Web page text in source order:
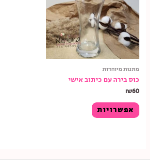
מתנות מיוחדות
כוס בירה עם כיתוב אישי
₪60
אפשרויות